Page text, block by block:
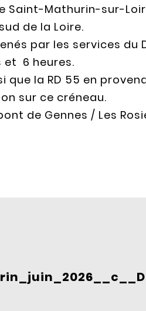
Mathurin-sur-
de la Loire.
par les services
et 6 heures.
la RD 55 en
sur ce créneau.
de Gennes / Les